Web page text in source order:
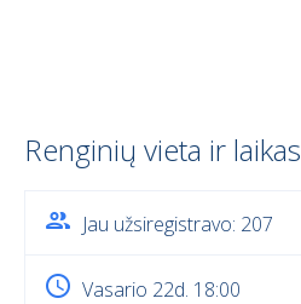
Renginių vieta ir laikas
Jau užsiregistravo: 207
Vasario 22d. 18:00